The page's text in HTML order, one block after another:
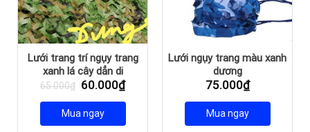
Lưới trang trí ngụy trang
xanh lá cây dẳn di
65.000₫ Giá
65.000₫.
60.000₫Giá
hiện
tại
Mua ngay
Lưới ngụy trang màu xanh
dương
75.000₫
Mua ngay